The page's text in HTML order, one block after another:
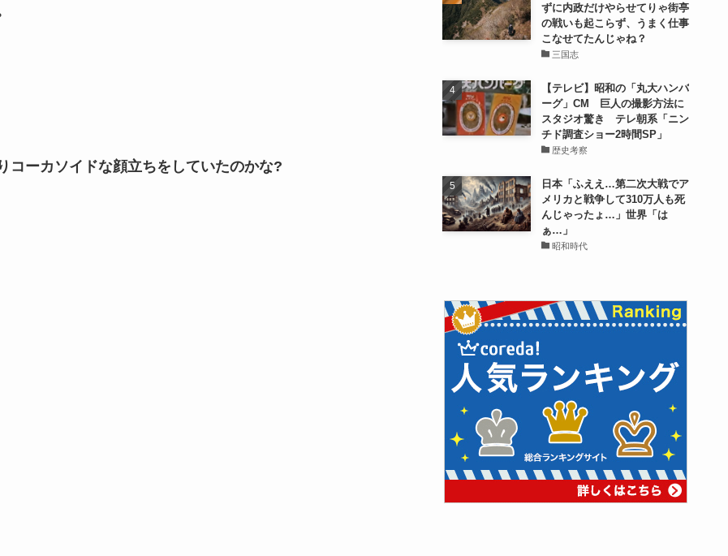
コーカソイドな顔立ちをしていたのかな?
ずに内政だけやらせてりゃ街亭
の戦いも起こらず、うまく仕事
こなせてたんじゃね？
三国志
【テレビ】昭和の「丸大ハンバ
ーグ」CM 巨人の撮影方法に
スタジオ驚き テレ朝系「ニン
チド調査ショー2時間SP」
歴史考察
日本「ふええ…第二次大戦でア
メリカと戦争して310万人も死
んじゃったょ…」世界「は
ぁ…」
昭和時代